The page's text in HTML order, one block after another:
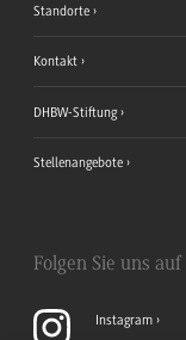
Standorte
Kontakt
DHBW-Stiftung
Stellenangebote
Folgen Sie uns auf
Instagram